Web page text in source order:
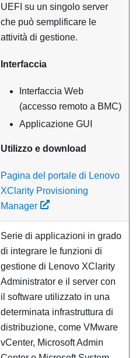
UEFI su un singolo server
che può semplificare le
attività di gestione.
Interfaccia
Interfaccia Web
(accesso remoto a BMC)
Applicazione GUI
Utilizzo e download
Pagina del portale di Lenovo
XClarity Provisioning
Manager
Serie di applicazioni in grado
di integrare le funzioni di
gestione di Lenovo XClarity
Administrator e il server con
il software utilizzato in una
determinata infrastruttura di
distribuzione, come VMware
vCenter, Microsoft Admin